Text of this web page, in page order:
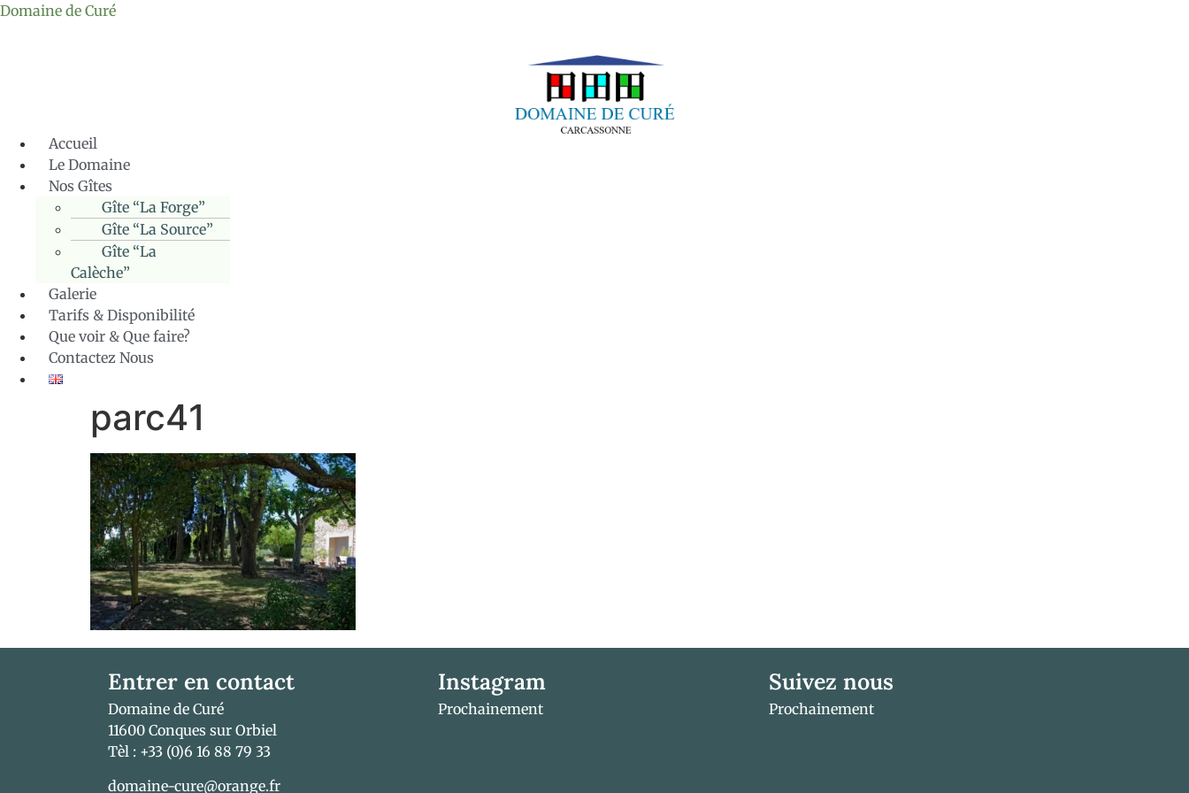
Domaine de Curé
Accueil
Le Domaine
Nos Gîtes
Gîte “La Forge”
Gîte “La Source”
Gîte “La
Calèche”
Galerie
Tarifs & Disponibilité
Que voir & Que faire?
Contactez Nous
parc41
Entrer en contact
Domaine de Curé
11600 Conques sur Orbiel
Tèl : +33 (0)6 16 88 79 33
domaine-cure@orange.fr
Instagram
Prochainement
Suivez nous
Prochainement